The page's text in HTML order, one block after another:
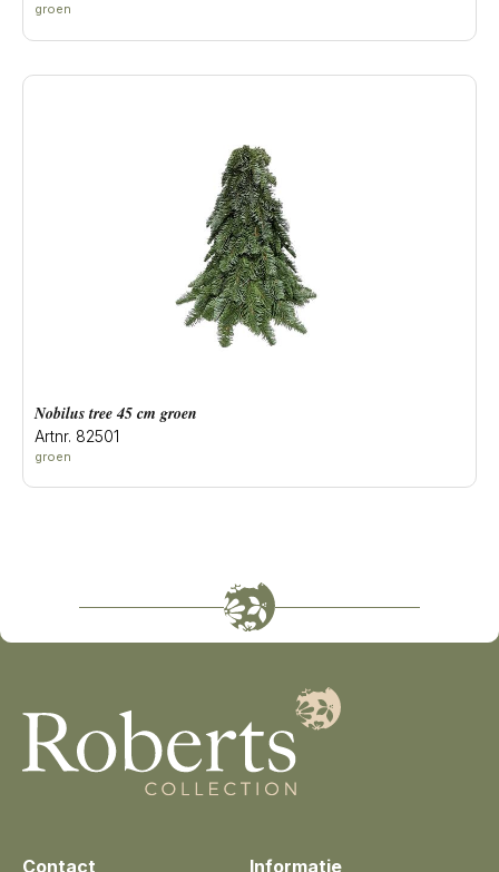
groen
Nobilus tree 45 cm groen
Artnr. 82501
groen
Contact Informatie